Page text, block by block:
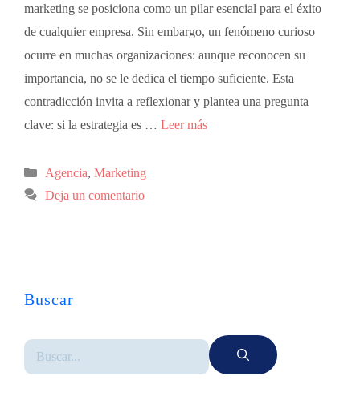
marketing se posiciona como un pilar esencial para el éxito
de cualquier empresa. Sin embargo, un fenómeno curioso
ocurre en muchas organizaciones: aunque reconocen su
importancia, no se le dedica el tiempo suficiente. Esta
contradicción invita a reflexionar y plantea una pregunta
clave: si la estrategia es … Leer más
Agencia, Marketing
Deja un comentario
Buscar